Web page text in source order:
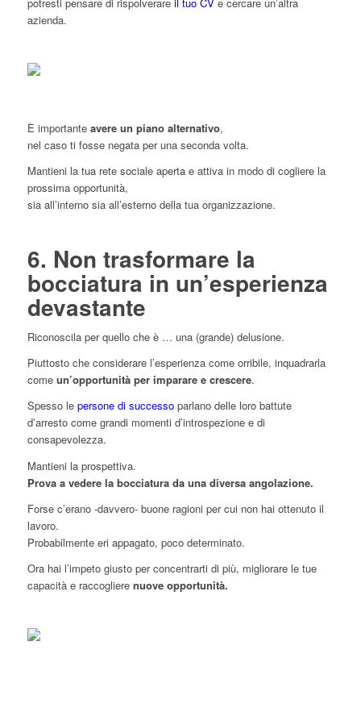
azienda.
È importante avere un piano alternativo,
nel caso ti fosse negata per una seconda volta.
Mantieni la tua rete sociale aperta e attiva in modo di cogliere la
prossima opportunità,
sia all’interno sia all’esterno della tua organizzazione.
6. Non trasformare la
bocciatura in un’esperienza
devastante
Riconoscila per quello che è … una (grande) delusione.
Piuttosto che considerare l’esperienza come orribile, inquadrarla
come un’opportunità per imparare e crescere.
Spesso le persone di successoparlano delle loro battute
d’arresto come grandi momenti d’introspezione e di
consapevolezza.
Mantieni la prospettiva.
Prova a vedere la bocciatura da una diversa angolazione.
Forse c’erano -davvero- buone ragioni per cui non hai ottenuto il
lavoro.
Probabilmente eri appagato, poco determinato.
Ora hai l’impeto giusto per concentrarti di più, migliorare le tue
capacità e raccogliere nuove opportunità.